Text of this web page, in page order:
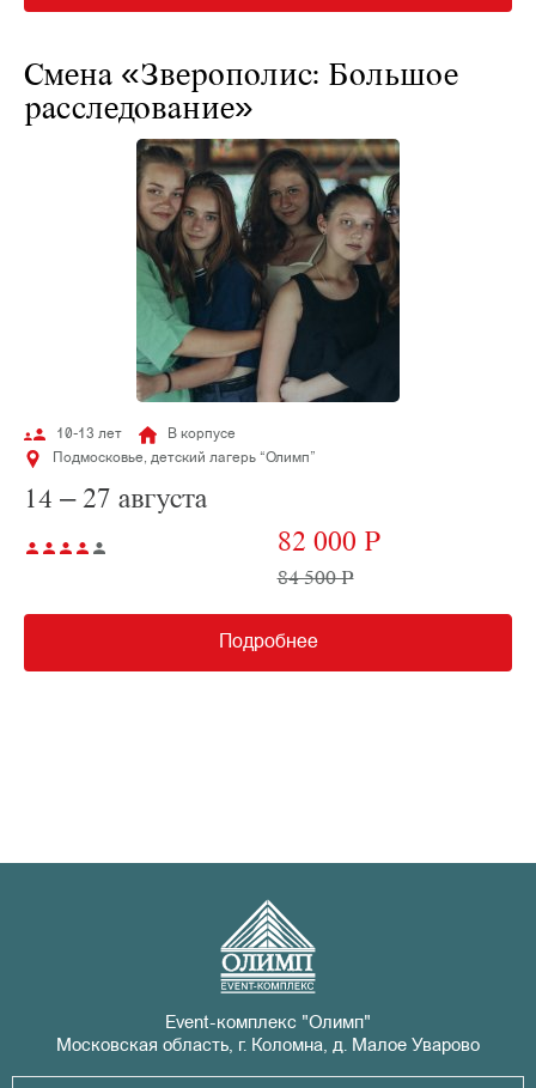
Смена «Зверополис: Большое
расследование»
10-13 лет
В корпусе
Подмосковье, детский лагерь “Олимп”
14 – 27 августа
82 000 P
84 500 P
Подробнее
Event-комплекс "Олимп"
Московская область, г. Коломна, д. Малое Уварово